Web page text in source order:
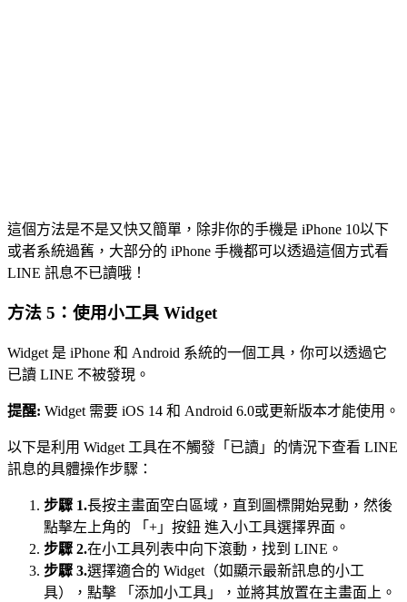
這個方法是不是又快又簡單，除非你的手機是 iPhone 10以下
或者系統過舊，大部分的 iPhone 手機都可以透過這個方式看
LINE 訊息不已讀哦！
方法 5：使用小工具 Widget
Widget 是 iPhone 和 Android 系統的一個工具，你可以透過它
已讀 LINE 不被發現。
提醒: Widget 需要 iOS 14 和 Android 6.0或更新版本才能使用。
以下是利用 Widget 工具在不觸發「已讀」的情況下查看 LINE
訊息的具體操作步驟：
步驟 1.長按主畫面空白區域，直到圖標開始晃動，然後
點擊左上角的 「+」按鈕 進入小工具選擇界面。
步驟 2.在小工具列表中向下滾動，找到 LINE。
步驟 3.選擇適合的 Widget（如顯示最新訊息的小工
具），點擊 「添加小工具」，並將其放置在主畫面上。